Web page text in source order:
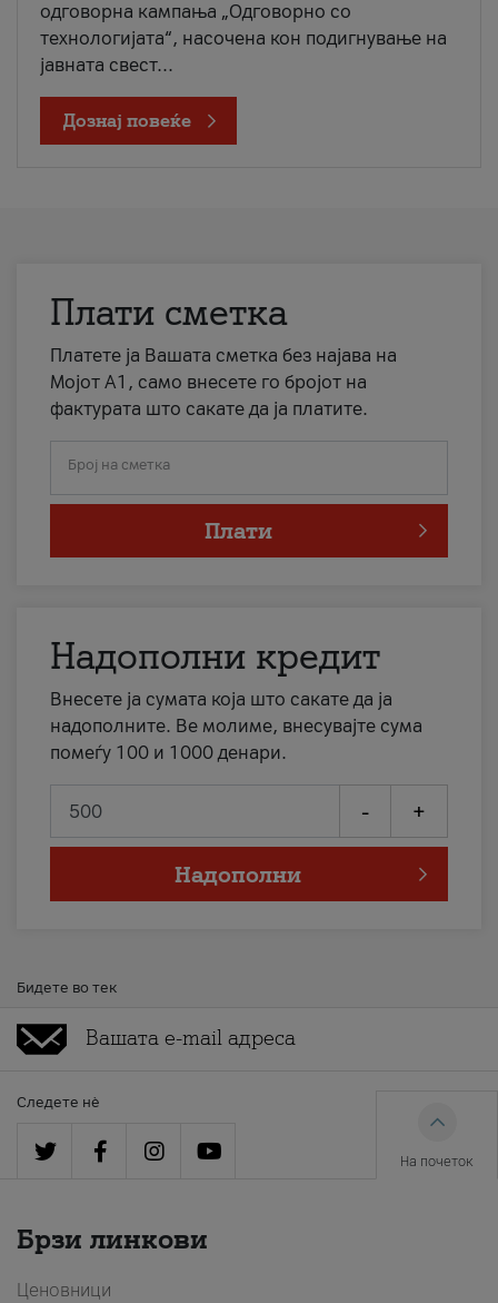
одговорна кампања „Одговорно со
технологијата“, насочена кон подигнување на
јавната свест...
Дознај повеќе
Плати сметка
Платете ја Вашата сметка без најава на
Мојот А1, само внесете го бројот на
фактурата што сакате да ја платите.
Број на сметка
Плати
Надополни кредит
Внесете ја сумата која што сакате да ја
надополните. Ве молиме, внесувајте сума
помеѓу 100 и 1000 денари.
- +
Надополни
Бидете во тек
Следете нè
На почеток
Брзи линкови
Ценовници